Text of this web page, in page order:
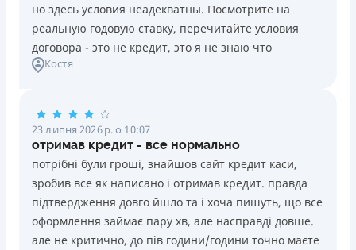
но здесь условия неадекватны. Посмотрите на
реальную годовую ставку, перечитайте условия
договора - это не кредит, это я не знаю что
Костя
23 липня 2026 р. о 10:07
отримав кредит - все нормально
потрібні були гроші, знайшов сайт кредит каси,
зробив все як написано і отримав кредит. правда
підтвердження довго йшло та і хоча пишуть, що все
оформлення займає пару хв, але насправді довше.
але не критично, до пів години/години точно маєте